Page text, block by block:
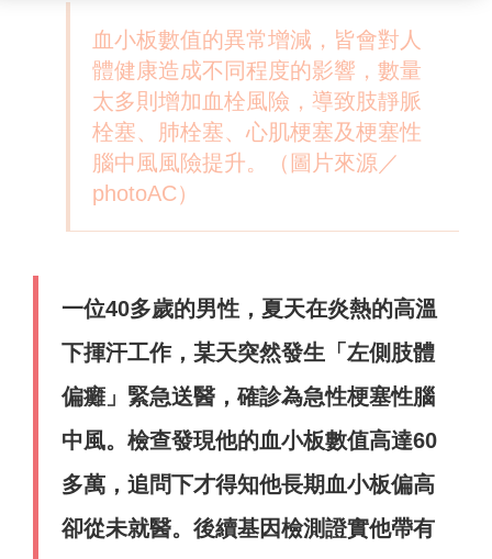
血小板數值的異常增減，皆會對人
體健康造成不同程度的影響，數量
太多則增加血栓風險，導致肢靜脈
栓塞、肺栓塞、心肌梗塞及梗塞性
腦中風風險提升。（圖片來源／
photoAC）
一位40多歲的男性，夏天在炎熱的高溫
下揮汗工作，某天突然發生「左側肢體
偏癱」緊急送醫，確診為急性梗塞性腦
中風。檢查發現他的血小板數值高達60
多萬，追問下才得知他長期血小板偏高
卻從未就醫。後續基因檢測證實他帶有